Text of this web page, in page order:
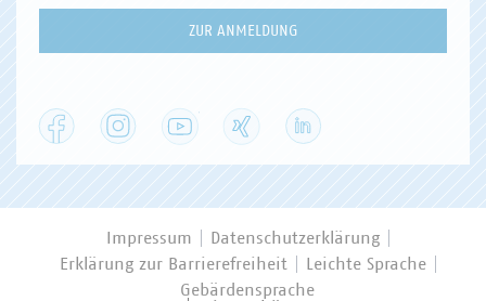
ZUR ANMELDUNG
Facebook Instagram YouTube
Impressum
Datenschutzerklärung
Erklärung zur Barrierefreiheit
Leichte Sprache
Gebärdensprache